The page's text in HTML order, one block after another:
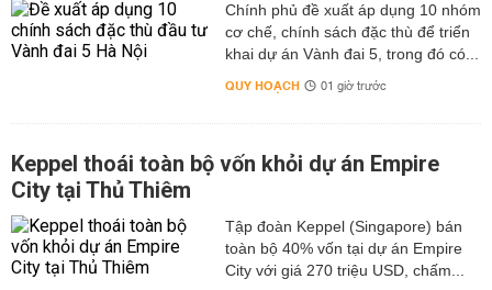
Chính phủ đề xuất áp dụng 10 nhóm
cơ chế, chính sách đặc thù để triển
khai dự án Vành đai 5, trong đó có...
QUY HOẠCH 01 giờ trước
Keppel thoái toàn bộ vốn khỏi dự án Empire
City tại Thủ Thiêm
Tập đoàn Keppel (Singapore) bán
toàn bộ 40% vốn tại dự án Empire
City với giá 270 triệu USD, chấm...